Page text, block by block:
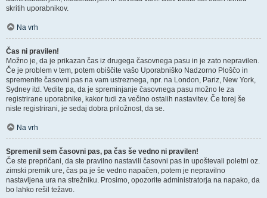
skritih uporabnikov.
Na vrh
Čas ni pravilen!
Možno je, da je prikazan čas iz drugega časovnega pasu in je zato nepravilen.
Če je problem v tem, potem obiščite vašo Uporabniško Nadzorno Ploščo in
spremenite časovni pas na vam ustreznega, npr. na London, Pariz, New York,
Sydney itd. Vedite pa, da je spreminjanje časovnega pasu možno le za
registrirane uporabnike, kakor tudi za večino ostalih nastavitev. Če torej še
niste registrirani, je sedaj dobra priložnost, da se.
Na vrh
Spremenil sem časovni pas, pa čas še vedno ni pravilen!
Če ste prepričani, da ste pravilno nastavili časovni pas in upoštevali poletni oz.
zimski premik ure, čas pa je še vedno napačen, potem je nepravilno
nastavljena ura na strežniku. Prosimo, opozorite administratorja na napako, da
bo lahko rešil težavo.